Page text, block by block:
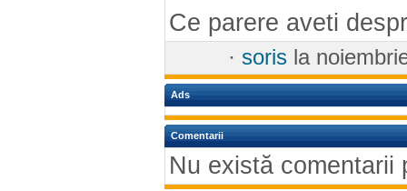
Ce parere aveti
· sorisla
Ads
Comentarii
Nu există comentarii